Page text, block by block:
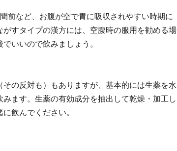
前など、お腹が空で胃に吸収されやすい時期に
すタイプの漢方には、空腹時の服用を勧める場
いいので飲みましょう。
の反対も）もありますが、基本的には生薬を水
ます。生薬の有効成分を抽出して乾燥・加工し
飲んでください。